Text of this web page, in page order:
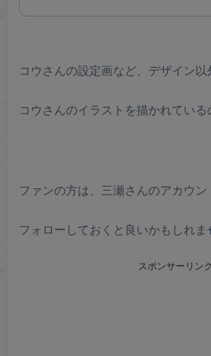
コウさんの設定画など、デザイン以
コウさんのイラストを描かれている
ファンの方は、三瀬さんのアカウン
フォローしておくと良いかもしれま
スポンサーリンク